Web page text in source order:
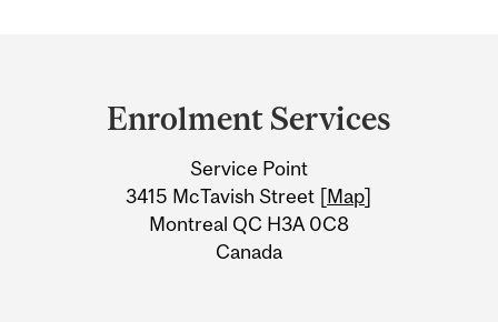
Information
Enrolment Services
Service Point
3415 McTavish Street [Map]
Montreal QC H3A 0C8
Canada